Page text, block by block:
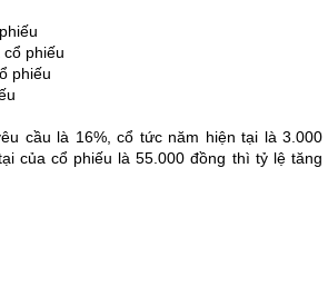
phiếu
phiếu
cầu là 16%, cổ tức năm hiện tại là 3.000
của cổ phiếu là 55.000 đồng thì tỷ lệ tăng